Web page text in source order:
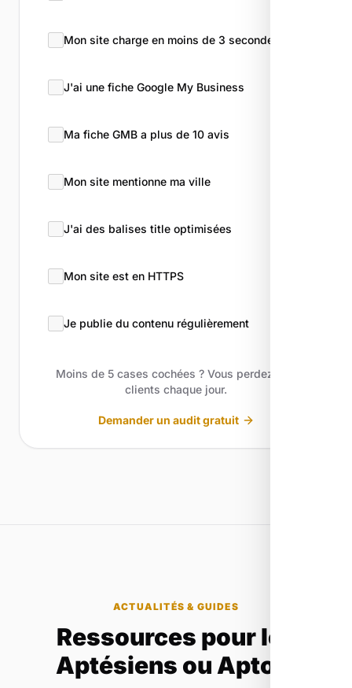
Mon site charge en moins de 3 secondes
J'ai une fiche Google My Business
Ma fiche GMB a plus de 10 avis
Mon site mentionne ma ville
J'ai des balises title optimisées
Mon site est en HTTPS
Je publie du contenu régulièrement
Moins de 5 cases cochées ? Vous perdez des
clients chaque jour.
Demander un audit gratuit
ACTUALITÉS & GUIDES
Ressources pour les
Aptésiens ou Aptois